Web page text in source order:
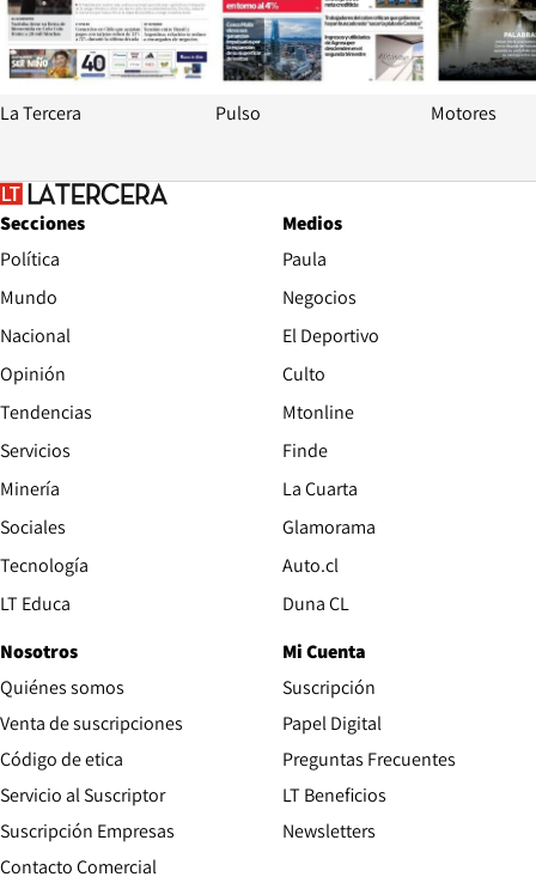
La Tercera Pulso Motores
Secciones
Política
Mundo
Nacional
Opinión
Tendencias
Servicios
Minería
Sociales
Tecnología
LT Educa
Medios
Paula
Negocios
El Deportivo
Culto
Mtonline
Finde
La Cuarta
Glamorama
Auto.cl
Duna CL
Nosotros
Quiénes somos
Venta de suscripciones
Código de etica Opens in new window
Servicio al Suscriptor
Suscripción Empresas
Contacto Comercial
Mi Cuenta
Suscripción
Papel Digital
Preguntas Frecuentes
LT Beneficios
Newsletters